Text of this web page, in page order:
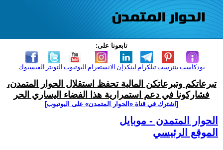
تابعونا على:
الفيسبوك التويتر اليوتيوب الانستغرام لينكدإن تيلكرامبنترست بودكاست
تبرعاتكم وتبرعاتكن المالية تحفظ استقلال الحوار المتمدن،
فشاركونا في دعم استمرارية هذا الفضاء اليساري الحر
[اشترك في قناة ‫«الحوار المتمدن» على اليوتيوب]
الحوار المتمدن - موبايل
الموقع الرئيسي